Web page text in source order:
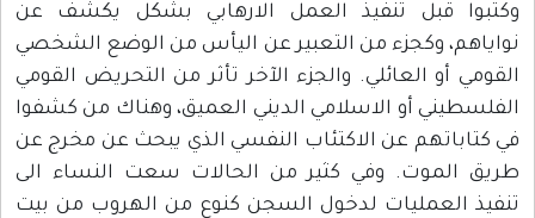
وكتبوا قبل تنفيذ العمل الارهابي بشكل يكشف عن
نواياهم، وكجزء من التعبير عن اليأس من الوضع الشخصي
القومي أو العائلي. والجزء الآخر تأثر من التحريض القومي
الفلسطيني أو الاسلامي الديني العميق، وهناك من كشفوا
في كتاباتهم عن الاكتئاب النفسي الذي يبحث عن مخرج عن
طريق الموت. وفي كثير من الحالات سعت النساء الى
تنفيذ العمليات لدخول السجن كنوع من الهروب من بيت